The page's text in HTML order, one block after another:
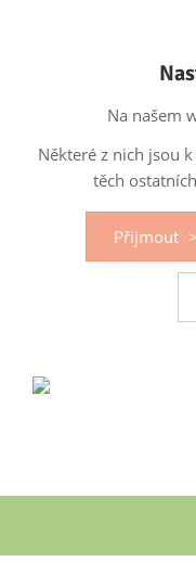
Na našem
Některé z nich jsou
těch
Přijmout